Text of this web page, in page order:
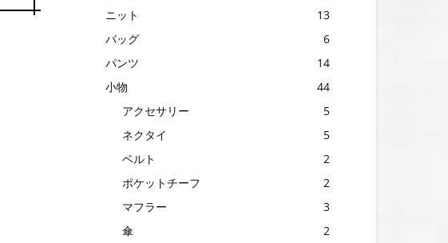
ニット
13
バッグ
6
パンツ
14
小物
44
アクセサリー
5
ネクタイ
5
ベルト
2
ポケットチーフ
2
マフラー
3
傘
2